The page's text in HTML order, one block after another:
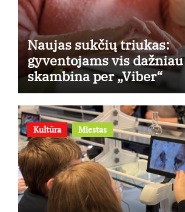
Naujas sukčių triukas:
gyventojams vis dažniau
skambina per „Viber“
Kultūra Miestas